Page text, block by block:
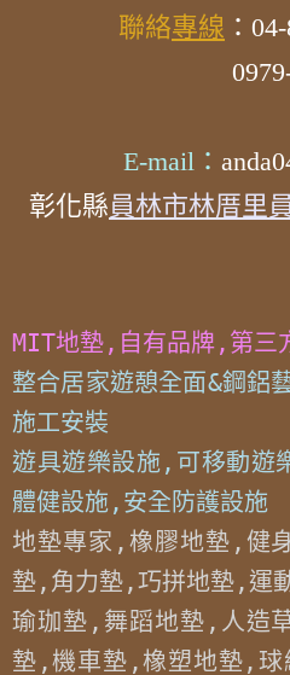
聯絡專線 ：
E-mail：
彰化縣員林市林厝里
MIT地墊,自有品牌,第三
整合居家遊憩全面&鋼鋁
施工安裝
遊具遊樂設施,可移動遊
體健設施,安全防護設施
地墊專家,橡膠地墊,健
墊,角力墊,巧拼地墊,運
瑜珈墊,舞蹈地墊,人造
墊,機車墊,橡塑地墊,